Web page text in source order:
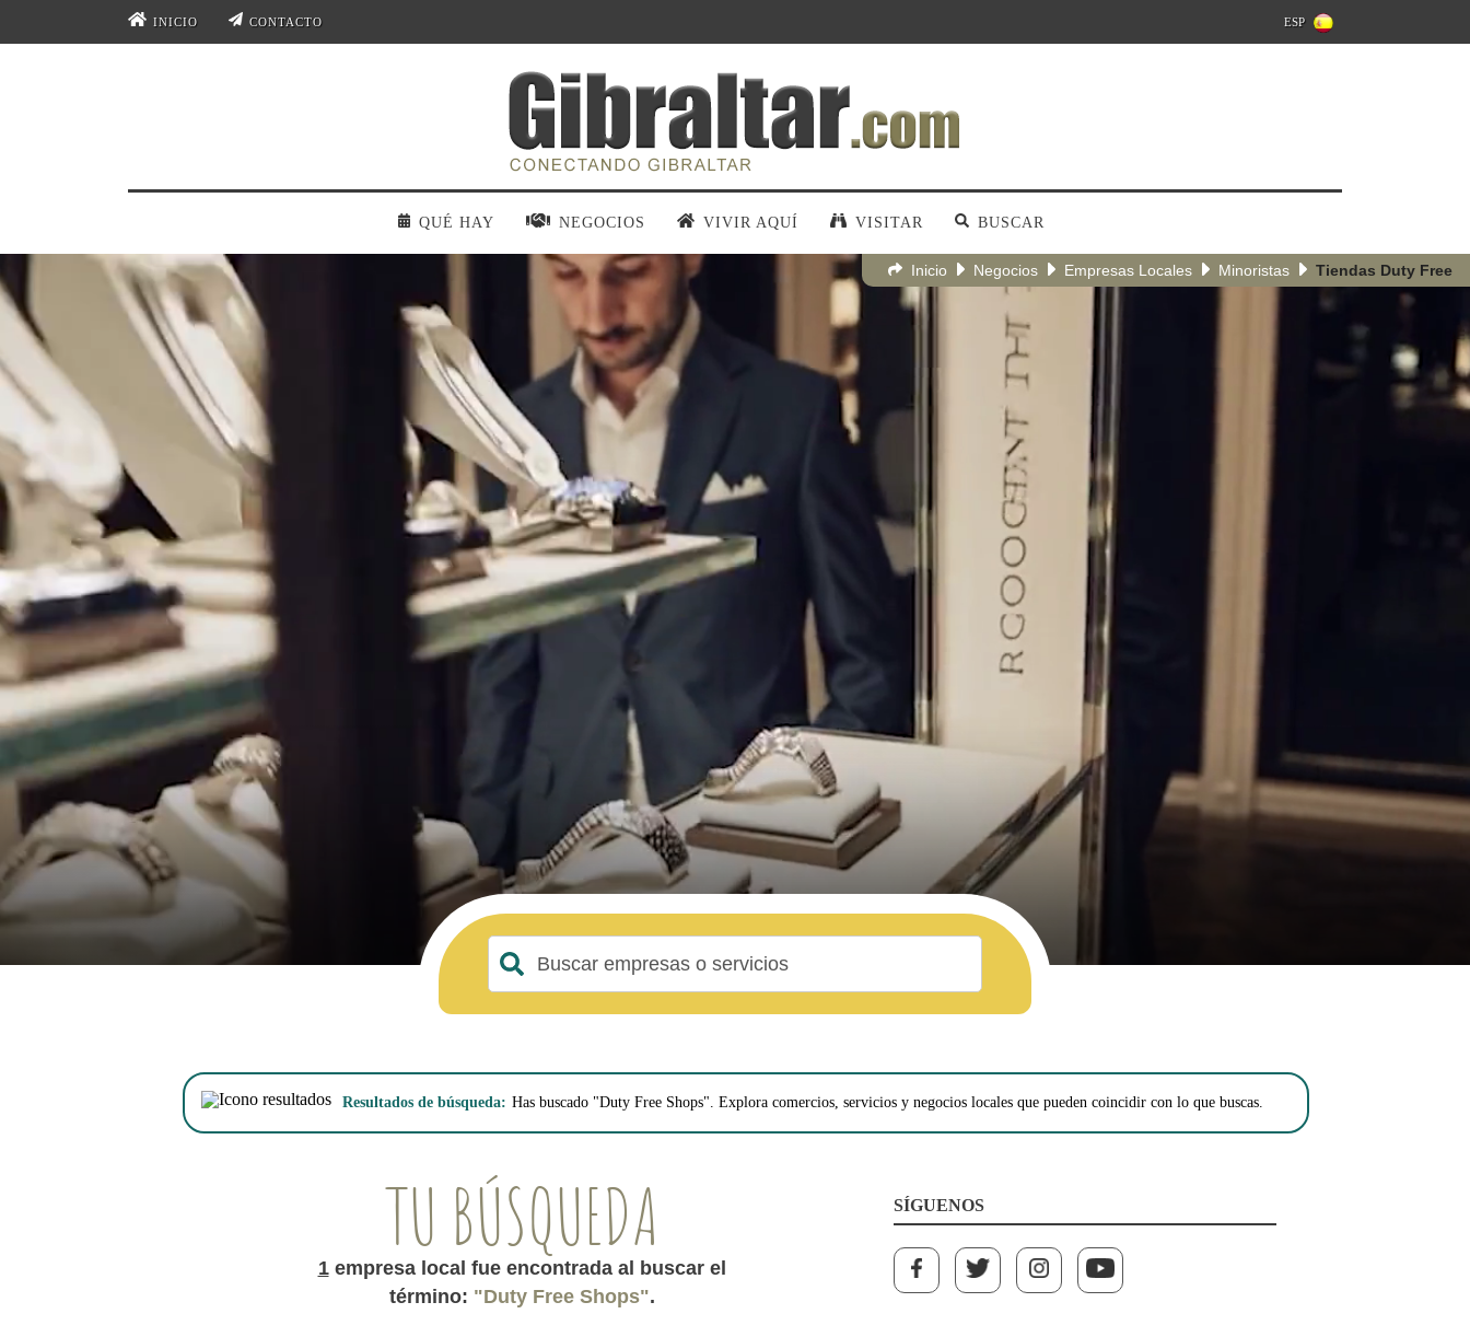
INICIO CONTACTO ESP
QUÉ HAY NEGOCIOS VIVIR AQUÍ VISITAR BUSCAR
Inicio Negocios Empresas Locales Minoristas Tiendas Duty Free
Resultados de búsqueda: Has buscado "Duty Free Shops". Explora comercios, servicios y negocios locales que pueden coincidir con lo que buscas.
SÍGUENOS
TU BÚSQUEDA
1empresa local fue encontrada al buscar el
término: "Duty Free Shops".